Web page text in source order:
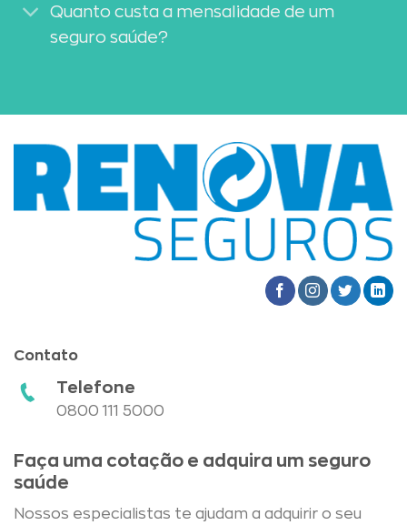
Quanto custa a mensalidade de um
seguro saúde?
Contato
Telefone
0800 111 5000
Faça uma cotação e adquira um seguro
saúde
Nossos especialistas te ajudam a adquirir o seu